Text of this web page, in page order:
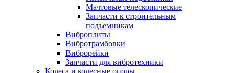
Мачтовые телескопические
Запчасти к строительным
подъемникам
Виброплиты
Вибротрамбовки
Виброрейки
Запчасти для вибротехники
Колеса и колесные опоры